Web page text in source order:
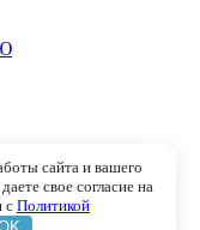
ответим Вам в
сайта и вашего
свое согласие на
с Политикой